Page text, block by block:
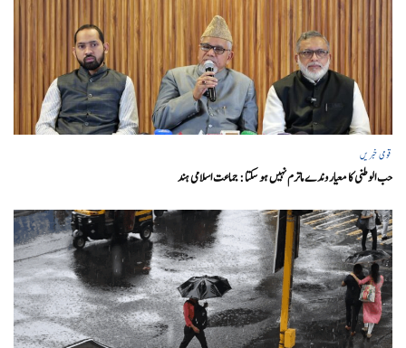
قومی خبریں
حب الوطنی کا معیار وندے ماترم نہیں ہو سکتا : جماعت اسلامی ہند